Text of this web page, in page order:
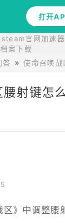
打开
steam官网加速器
案下载
答 使命召唤战
射键怎
区》中调整腰